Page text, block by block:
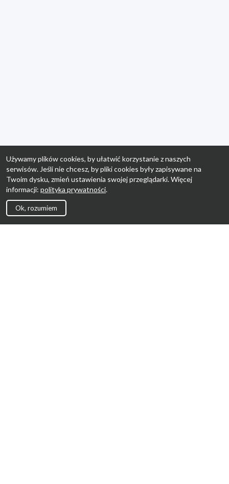
Używamy plików cookies, by ułatwić korzystanie z naszych
serwisów. Jeśli nie chcesz, by pliki cookies były zapisywane na
Twoim dysku, zmień ustawienia swojej przeglądarki. Więcej
informacji: polityka prywatności.
Ok, rozumiem